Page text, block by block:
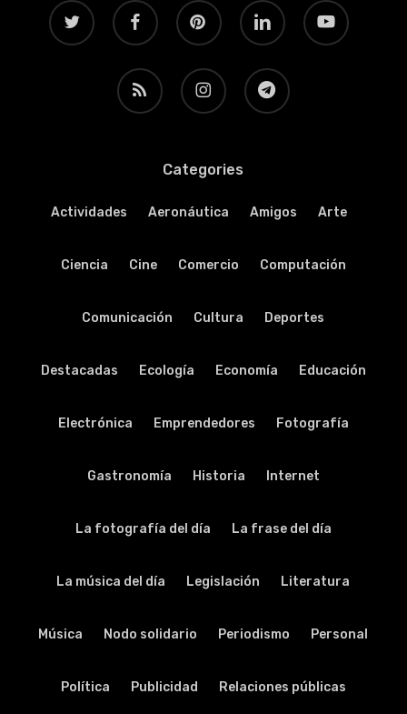
twitter facebook pinterest linkedin youtube
RSS instagram telegram
Categories
Actividades Aeronáutica Amigos Arte
Ciencia Cine Comercio Computación
Comunicación Cultura Deportes
Destacadas Ecología Economía Educación
Electrónica Emprendedores Fotografía
Gastronomía Historia Internet
La fotografía del día La frase del día
La música del día Legislación Literatura
Música Nodo solidario Periodismo Personal
Política Publicidad Relaciones públicas